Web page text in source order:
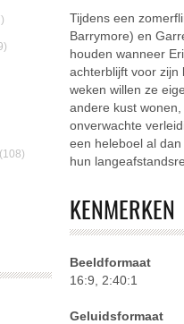
Nederlandstalig-filter toepassen
Documentaire-filter toepassen
filter toepassen
filter toepassen
(108) Sinterklaas & Kerst-filter
filter toepassen
Tijdens een
Barrymore) en
houden wanneer
achterblijft voor zijn
weken willen ze
andere kust
onverwachte
een heleboel al
hun
KENMERKEN
Beeldformaat
16:9, 2:40:1
Geluidsformaat